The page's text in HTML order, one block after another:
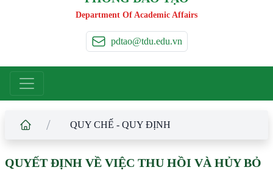
Department Of Academic Affairs
pdtao@tdu.edu.vn
/ QUY CHẾ - QUY ĐỊNH
QUYẾT ĐỊNH VỀ VIỆC THU HỒI VÀ HỦY BỎ